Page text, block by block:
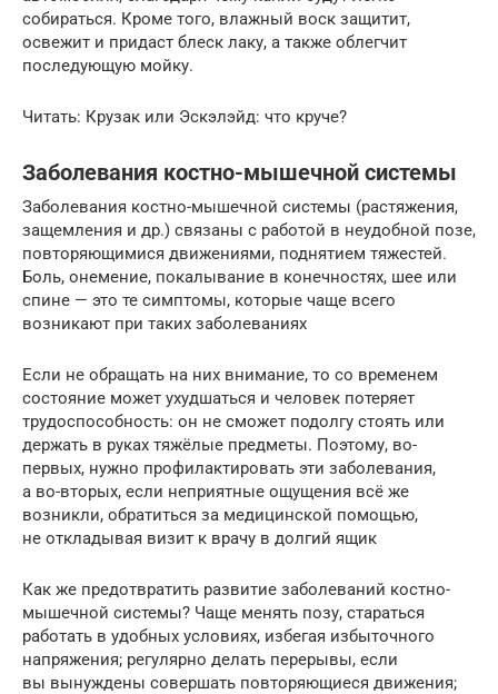
собираться. Кроме того, влажный воск защитит,
освежит и придаст блеск лаку, а также облегчит
последующую мойку.
Читать: Крузак или Эскэлэйд: что круче?
Заболевания костно-мышечной системы
Заболевания костно-мышечной системы (растяжения,
защемления и др.) связаны с работой в неудобной позе,
повторяющимися движениями, поднятием тяжестей.
Боль, онемение, покалывание в конечностях, шее или
спине — это те симптомы, которые чаще всего
возникают при таких заболеваниях
Если не обращать на них внимание, то со временем
состояние может ухудшаться и человек потеряет
трудоспособность: он не сможет подолгу стоять или
держать в руках тяжёлые предметы. Поэтому, во-
первых, нужно профилактировать эти заболевания,
а во-вторых, если неприятные ощущения всё же
возникли, обратиться за медицинской помощью,
не откладывая визит к врачу в долгий ящик
Как же предотвратить развитие заболеваний костно-
мышечной системы? Чаще менять позу, стараться
работать в удобных условиях, избегая избыточного
напряжения; регулярно делать перерывы, если
вы вынуждены совершать повторяющиеся движения;